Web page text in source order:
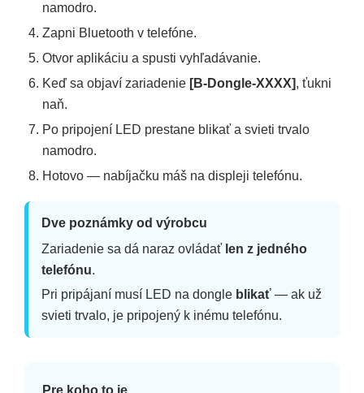
namodro.
Zapni Bluetooth v telefóne.
Otvor aplikáciu a spusti vyhľadávanie.
Keď sa objaví zariadenie [B-Dongle-XXXX], ťukni
naň.
Po pripojení LED prestane blikať a svieti trvalo
namodro.
Hotovo — nabíjačku máš na displeji telefónu.
Dve poznámky od výrobcu
Zariadenie sa dá naraz ovládať len z jedného
telefónu.
Pri pripájaní musí LED na dongle blikať — ak už
svieti trvalo, je pripojený k inému telefónu.
Pre koho to je